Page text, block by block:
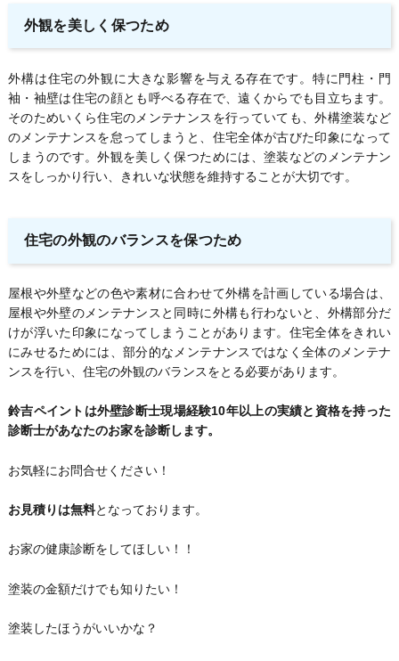
外観を美しく保つため
外構は住宅の外観に大きな影響を与える存在です。特に門柱・門
袖・袖壁は住宅の顔とも呼べる存在で、遠くからでも目立ちます。
そのためいくら住宅のメンテナンスを行っていても、外構塗装など
のメンテナンスを怠ってしまうと、住宅全体が古びた印象になって
しまうのです。外観を美しく保つためには、塗装などのメンテナン
スをしっかり行い、きれいな状態を維持することが大切です。
住宅の外観のバランスを保つため
屋根や外壁などの色や素材に合わせて外構を計画している場合は、
屋根や外壁のメンテナンスと同時に外構も行わないと、外構部分だ
けが浮いた印象になってしまうことがあります。住宅全体をきれい
にみせるためには、部分的なメンテナンスではなく全体のメンテナ
ンスを行い、住宅の外観のバランスをとる必要があります。
鈴吉ペイントは外壁診断士現場経験10年以上の実績と資格を持った
診断士があなたのお家を診断します。
お気軽にお問合せください！
お見積りは無料となっております。
お家の健康診断をしてほしい！！
塗装の金額だけでも知りたい！
塗装したほうがいいかな？